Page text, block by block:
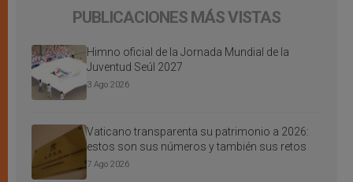
PUBLICACIONES MÁS VISTAS
Himno oficial de la Jornada Mundial de la
Juventud Seúl 2027
3 Ago 2026
Vaticano transparenta su patrimonio a 2026:
estos son sus números y también sus retos
7 Ago 2026